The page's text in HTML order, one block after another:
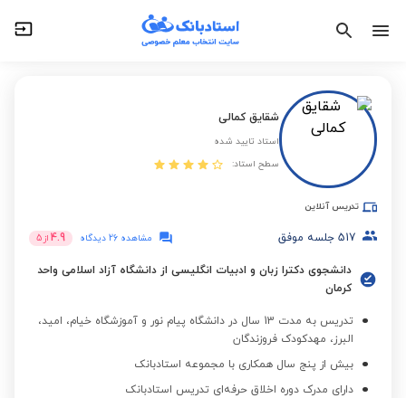
شقایق کمالی
استاد تایید شده
سطح استاد:
تدریس آنلاین
517 جلسه موفق مشاهده 26 دیدگاه 4.9 از 5
دانشجوی دکترا زبان و ادبیات انگلیسی از دانشگاه آزاد اسلامی واحد
کرمان
تدریس به مدت 13 سال در دانشگاه پیام نور و آموزشگاه خیام، امید،
البرز، مهدکودک فروزندگان
بیش از پنج سال همکاری با مجموعه استادبانک
دارای مدرک دوره اخلاق حرفه‌ای تدریس استادبانک